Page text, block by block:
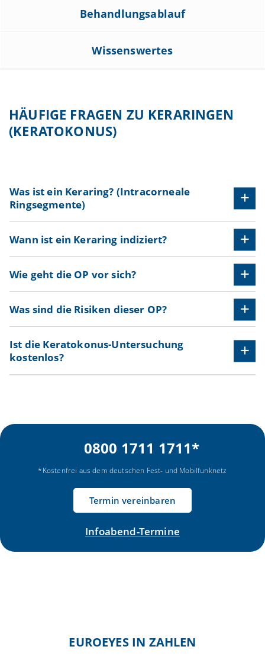
Behandlungsablauf
Wissenswertes
HÄUFIGE FRAGEN ZU KERARINGEN
(KERATOKONUS)
Was ist ein Keraring? (Intracorneale
Ringsegmente)
Wann ist ein Keraring indiziert?
Wie geht die OP vor sich?
Was sind die Risiken dieser OP?
Ist die Keratokonus-Untersuchung
kostenlos?
0800 1711 1711*
*Kostenfrei aus dem deutschen Fest- und Mobilfunknetz
Termin vereinbaren
Infoabend-Termine
EUROEYES IN ZAHLEN